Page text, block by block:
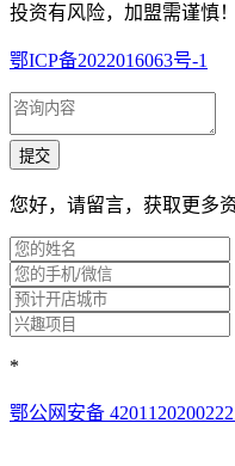
投资有风险，加盟需谨慎！
鄂ICP备2022016063号-1
您好，请留言，获取更多
*
鄂公网安备